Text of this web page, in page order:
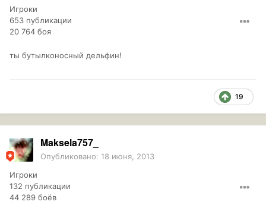
Игроки
653 публикации
20 764 боя
ты бутылконосный дельфин!
19
Maksela757_
Опубликовано: 18 июня, 2013
Игроки
132 публикации
44 289 боёв